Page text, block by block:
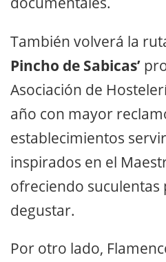
También volverá la
Pincho de Sabicas’
Asociación de
año con mayor
establecimientos
inspirados en el
ofreciendo suculentas
degustar.
Por otro lado,